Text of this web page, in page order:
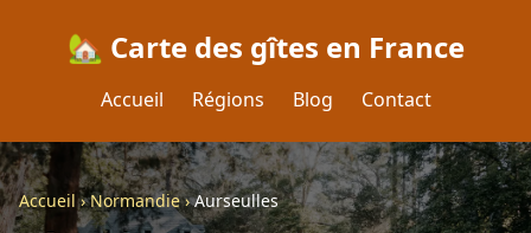
🏡 Carte des gîtes en France
Accueil Régions Blog Contact
Accueil›Normandie›Aurseulles